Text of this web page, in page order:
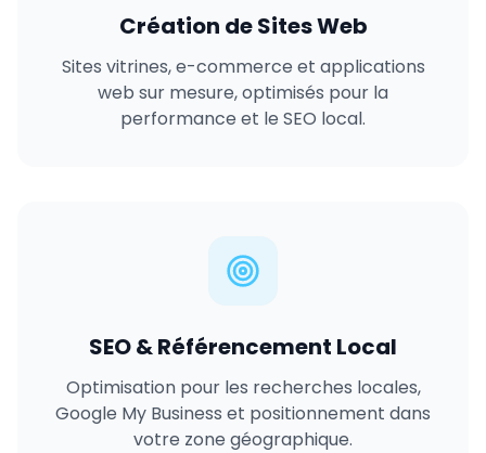
Création de Sites Web
Sites vitrines, e-commerce et applications
web sur mesure, optimisés pour la
performance et le SEO local.
SEO & Référencement Local
Optimisation pour les recherches locales,
Google My Business et positionnement dans
votre zone géographique.